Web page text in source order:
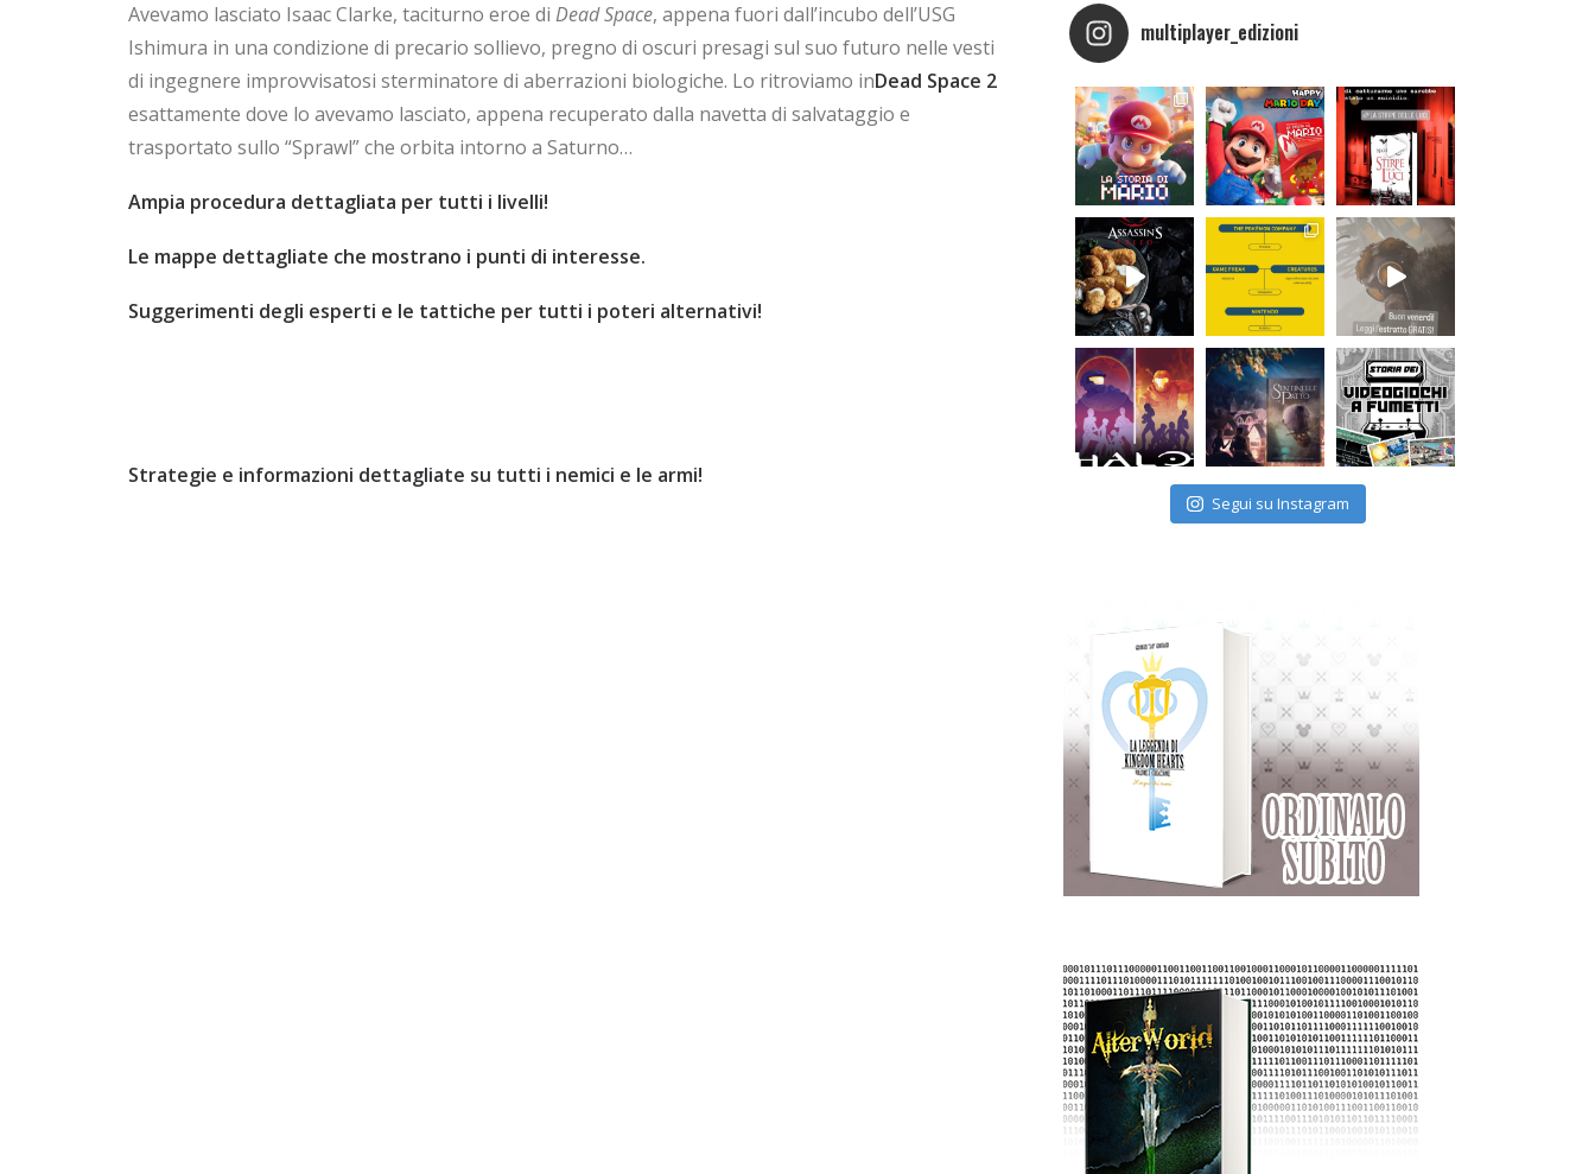
Avevamo lasciato Isaac Clarke, taciturno eroe di Dead Space, appena fuori dall’incubo dell’USG
Ishimura in una condizione di precario sollievo, pregno di oscuri presagi sul suo futuro nelle vesti
di ingegnere improvvisatosi sterminatore di aberrazioni biologiche. Lo ritroviamo inDead Space 2
esattamente dove lo avevamo lasciato, appena recuperato dalla navetta di salvataggio e
trasportato sullo “Sprawl” che orbita intorno a Saturno…
Ampia procedura dettagliata per tutti i livelli!
Le mappe dettagliate che mostrano i punti di interesse.
Suggerimenti degli esperti e le tattiche per tutti i poteri alternativi!
Strategie e informazioni dettagliate su tutti i nemici e le armi!
multiplayer_edizioni
Segui su Instagram